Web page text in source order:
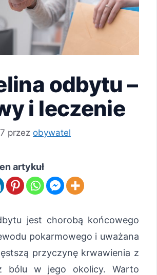
odbytu –
i leczenie
przez obywatel
artykuł
jest chorobą końcowego
pokarmowego i uważana
przyczynę krwawienia z
bólu w jego okolicy. Warto